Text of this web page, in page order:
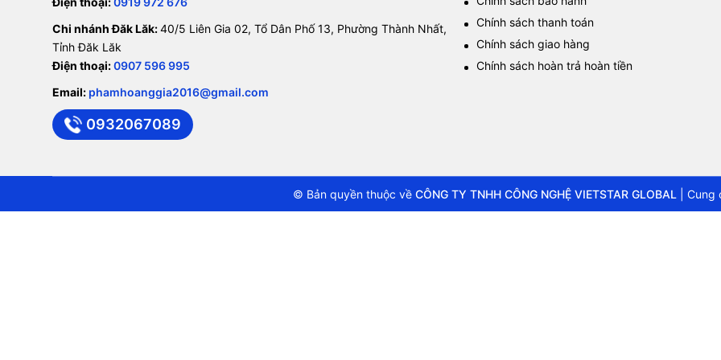
Chi nhánh Đăk Lăk:40/5 Liên Gia 02, Tổ Dân Phố 13, Phường Thành Nhất,
Tỉnh Đăk Lăk
Điện thoại:0907 596 995
Email: phamhoanggia2016@gmail.com
0932067089
Chính sách thanh toán
Chính sách giao hàng
Chính sách hoàn trả hoàn tiền
© Bản quyền thuộc về CÔNG TY TNHH CÔNG NGHỆ VIETSTAR GLOBAL Cung